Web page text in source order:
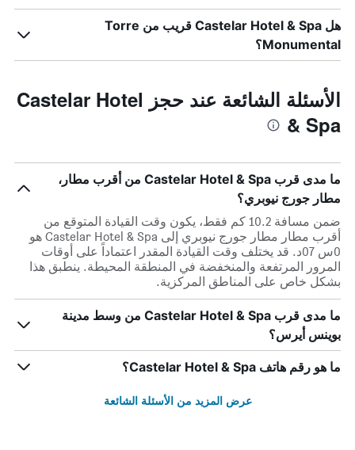
هل Castelar Hotel & Spa قريب من Torre
Monumental؟
الأسئلة الشائعة عند حجز Castelar Hotel
& Spa
ما مدى قرب Castelar Hotel & Spa من أقرب مطار،
مطار جورج نيوبري؟
ضمن مسافة 10.2 كم فقط، يكون وقت القيادة المتوقع من
أقرب مطار مطار جورج نيوبري إلى Castelar Hotel & Spa هو
0س 07د. قد يختلف وقت القيادة المقدر اعتماداً على أوقات
المرور المرتفعة والمنخفضة في المنطقة المحيطة. ينطبق هذا
بشكل خاص على المناطق المركزية.
ما مدى قرب Castelar Hotel & Spa من وسط مدينة
بوينس أيرس؟
ما هو رقم هاتف Castelar Hotel & Spa؟
عرض المزيد من الأسئلة الشائعة